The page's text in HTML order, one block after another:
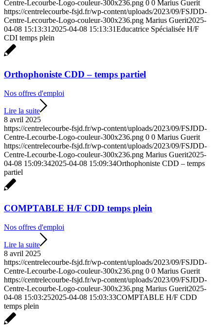
Centre-Lecourbe-Logo-couleur-300x236.png 0 0 Marius Guerit
https://centrelecourbe-fsjd.fr/wp-content/uploads/2023/09/FSJDD-
Centre-Lecourbe-Logo-couleur-300x236.png Marius Guerit2025-
04-08 15:13:31 2025-04-08 15:13:31Educatrice Spécialisée H/F
CDI temps plein
Orthophoniste CDD – temps partiel
Nos offres d'emploi
Lire la suite
8 avril 2025
https://centrelecourbe-fsjd.fr/wp-content/uploads/2023/09/FSJDD-
Centre-Lecourbe-Logo-couleur-300x236.png 0 0 Marius Guerit
https://centrelecourbe-fsjd.fr/wp-content/uploads/2023/09/FSJDD-
Centre-Lecourbe-Logo-couleur-300x236.png Marius Guerit2025-
04-08 15:09:342025-04-08 15:09:34Orthophoniste CDD – temps
partiel
COMPTABLE H/F CDD temps plein
Nos offres d'emploi
Lire la suite
8 avril 2025
https://centrelecourbe-fsjd.fr/wp-content/uploads/2023/09/FSJDD-
Centre-Lecourbe-Logo-couleur-300x236.png 0 0 Marius Guerit
https://centrelecourbe-fsjd.fr/wp-content/uploads/2023/09/FSJDD-
Centre-Lecourbe-Logo-couleur-300x236.png Marius Guerit2025-
04-08 15:03:252025-04-08 15:03:33COMPTABLE H/F CDD
temps plein